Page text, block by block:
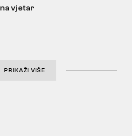
vjetar
PRIKAŽI VIŠE